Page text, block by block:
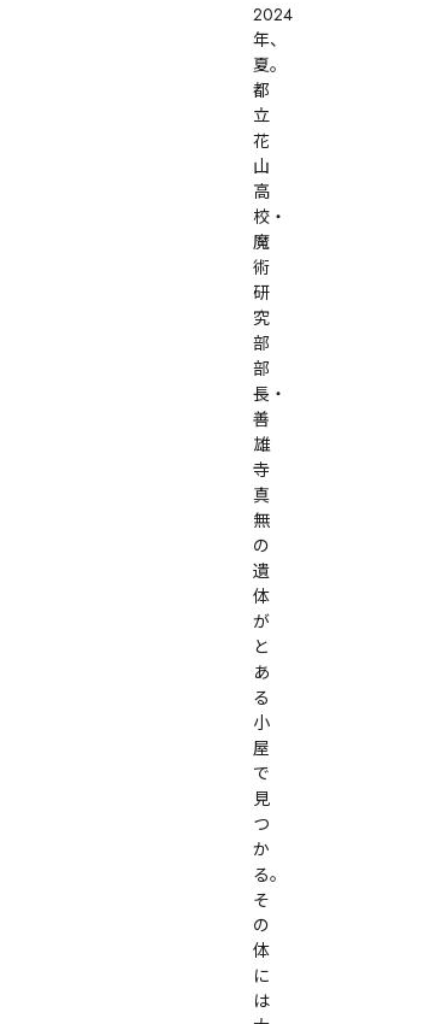
2024
年、
夏。
都
立
花
山
高
校・
魔
術
研
究
部
部
長・
善
雄
寺
真
無
の
遺
体
が
と
あ
る
小
屋
で
見
つ
か
る。
そ
の
体
に
は